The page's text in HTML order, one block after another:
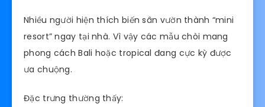
Nhiều người hiện thích biến sân vườn thành “mini
resort” ngay tại nhà. Vì vậy các mẫu chòi mang
phong cách Bali hoặc tropical đang cực kỳ được
ưa chuộng.
Đặc trưng thường thấy: